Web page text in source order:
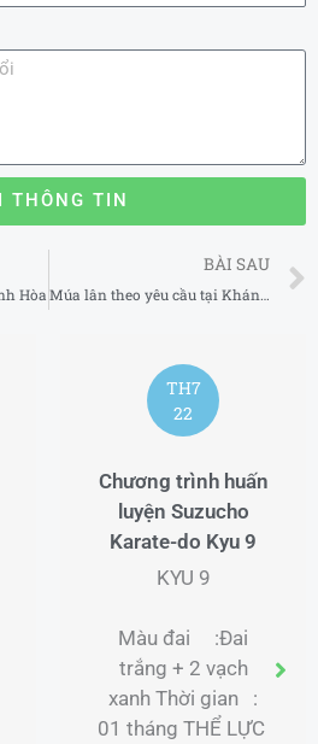
THÔNG TIN
Hòa
BÀI SAU
Múa lân theo yêu cầu tại Khánh Hòa
TH7
22
Chương trình huấn
luyện Suzucho
Karate-do Kyu 9
KYU 9
Màu đai :Đai
trắng + 2 vạch
xanh Thời gian :
01 tháng THỂ LỰC